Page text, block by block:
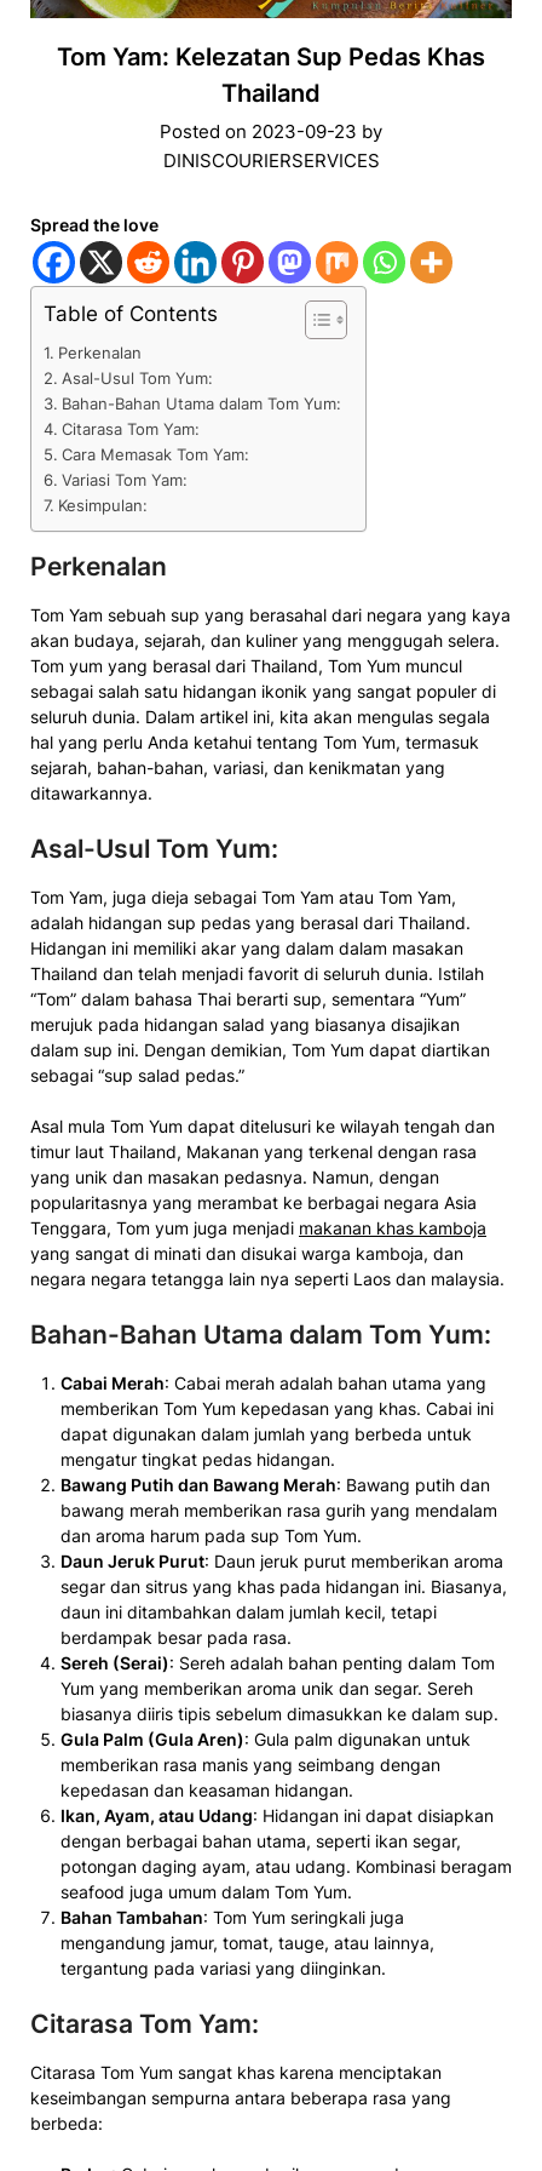
Tom Yam: Kelezatan Sup Pedas Khas
Thailand
Posted on 2023-09-23 by
DINISCOURIERSERVICES
Spread the love
Table of Contents
Perkenalan
Asal-Usul Tom Yum:
Bahan-Bahan Utama dalam Tom Yum:
Citarasa Tom Yam:
Cara Memasak Tom Yam:
Variasi Tom Yam:
Kesimpulan:
Perkenalan
Tom Yam sebuah sup yang berasahal dari negara yang kaya
akan budaya, sejarah, dan kuliner yang menggugah selera.
Tom yum yang berasal dari Thailand, Tom Yum muncul
sebagai salah satu hidangan ikonik yang sangat populer di
seluruh dunia. Dalam artikel ini, kita akan mengulas segala
hal yang perlu Anda ketahui tentang Tom Yum, termasuk
sejarah, bahan-bahan, variasi, dan kenikmatan yang
ditawarkannya.
Asal-Usul Tom Yum:
Tom Yam, juga dieja sebagai Tom Yam atau Tom Yam,
adalah hidangan sup pedas yang berasal dari Thailand.
Hidangan ini memiliki akar yang dalam dalam masakan
Thailand dan telah menjadi favorit di seluruh dunia. Istilah
“Tom” dalam bahasa Thai berarti sup, sementara “Yum”
merujuk pada hidangan salad yang biasanya disajikan
dalam sup ini. Dengan demikian, Tom Yum dapat diartikan
sebagai “sup salad pedas.”
Asal mula Tom Yum dapat ditelusuri ke wilayah tengah dan
timur laut Thailand, Makanan yang terkenal dengan rasa
yang unik dan masakan pedasnya. Namun, dengan
popularitasnya yang merambat ke berbagai negara Asia
Tenggara, Tom yum juga menjadi makanan khas kamboja
yang sangat di minati dan disukai warga kamboja, dan
negara negara tetangga lain nya seperti Laos dan malaysia.
Bahan-Bahan Utama dalam Tom Yum:
Cabai Merah: Cabai merah adalah bahan utama yang
memberikan Tom Yum kepedasan yang khas. Cabai ini
dapat digunakan dalam jumlah yang berbeda untuk
mengatur tingkat pedas hidangan.
Bawang Putih dan Bawang Merah: Bawang putih dan
bawang merah memberikan rasa gurih yang mendalam
dan aroma harum pada sup Tom Yum.
Daun Jeruk Purut: Daun jeruk purut memberikan aroma
segar dan sitrus yang khas pada hidangan ini. Biasanya,
daun ini ditambahkan dalam jumlah kecil, tetapi
berdampak besar pada rasa.
Sereh (Serai): Sereh adalah bahan penting dalam Tom
Yum yang memberikan aroma unik dan segar. Sereh
biasanya diiris tipis sebelum dimasukkan ke dalam sup.
Gula Palm (Gula Aren): Gula palm digunakan untuk
memberikan rasa manis yang seimbang dengan
kepedasan dan keasaman hidangan.
Ikan, Ayam, atau Udang: Hidangan ini dapat disiapkan
dengan berbagai bahan utama, seperti ikan segar,
potongan daging ayam, atau udang. Kombinasi beragam
seafood juga umum dalam Tom Yum.
Bahan Tambahan: Tom Yum seringkali juga
mengandung jamur, tomat, tauge, atau lainnya,
tergantung pada variasi yang diinginkan.
Citarasa Tom Yam:
Citarasa Tom Yum sangat khas karena menciptakan
keseimbangan sempurna antara beberapa rasa yang
berbeda: